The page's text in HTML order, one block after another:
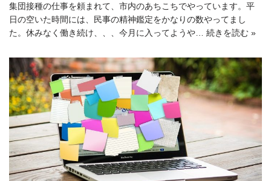
集団接種の仕事を頼まれて、市内のあちこちでやっています。平
日の空いた時間には、民事の精神鑑定をかなりの数やってまし
た。休みなく働き続け、、、今月に入ってようや… 続きを読む »